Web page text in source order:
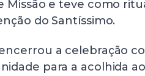
Missão e teve como
do Santíssimo.
a celebração
para a acolhida